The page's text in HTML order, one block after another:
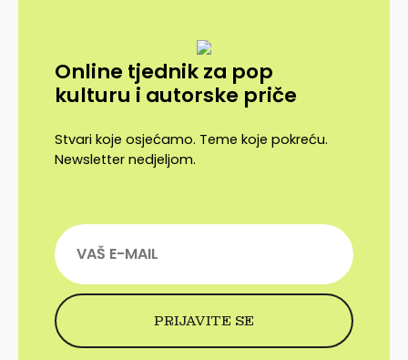
Online tjednik za pop
kulturu i autorske priče
Stvari koje osjećamo. Teme koje pokreću.
Newsletter nedjeljom.